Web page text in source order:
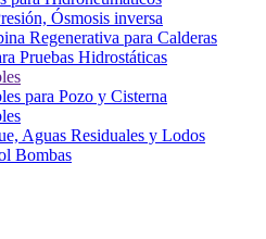
Ósmosis inversa
Regenerativa para Calderas
Pruebas Hidrostáticas
para Pozo y Cisterna
Aguas Residuales y Lodos
Bombas